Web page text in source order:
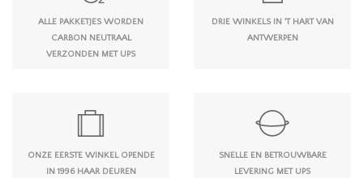
ALLE PAKKETJES WORDEN
CARBON NEUTRAAL
VERZONDEN MET UPS
DRIE WINKELS IN 'T HART VAN
ANTWERPEN
ONZE EERSTE WINKEL OPENDE
IN 1996 HAAR DEUREN
SNELLE EN BETROUWBARE
LEVERING MET UPS